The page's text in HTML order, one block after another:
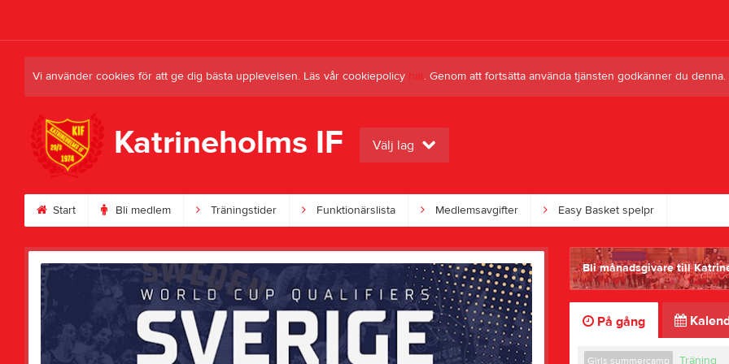
Vi använder cookies för att ge dig bästa upplevelsen. Läs vår cookiepolicy här. Genom att fortsätta använda tjänsten godkänner du denna.
Katrineholms IF Välj lag
Start Bli medlem Träningstider Funktionärslista Medlemsavgifter Easy Basket spelpr
Bli månadsgivare till
På gång
Girls summercamp Träning